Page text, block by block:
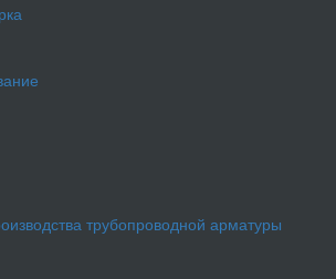
трубопроводной арматуры